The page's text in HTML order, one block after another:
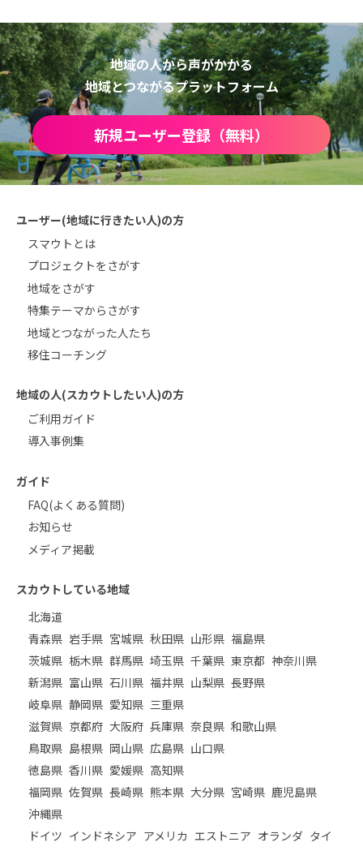
地域の人から声がかかる
地域とつながるプラットフォーム
新規ユーザー登録（無料）
ユーザー(地域に行きたい人)の方
スマウトとは
プロジェクトをさがす
地域をさがす
特集テーマからさがす
地域とつながった人たち
移住コーチング
地域の人(スカウトしたい人)の方
ご利用ガイド
導入事例集
ガイド
FAQ(よくある質問)
お知らせ
メディア掲載
スカウトしている地域
北海道
青森県 岩手県 宮城県 秋田県 山形県 福島県
茨城県 栃木県 群馬県 埼玉県 千葉県 東京都 神奈川県
新潟県 富山県 石川県 福井県 山梨県 長野県
岐阜県 静岡県 愛知県 三重県
滋賀県 京都府 大阪府 兵庫県 奈良県 和歌山県
鳥取県 島根県 岡山県 広島県 山口県
徳島県 香川県 愛媛県 高知県
福岡県 佐賀県 長崎県 熊本県 大分県 宮崎県 鹿児島県
沖縄県
ドイツ インドネシア アメリカ エストニア オランダ タイ